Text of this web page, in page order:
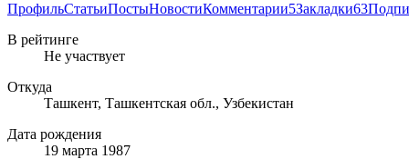
ПрофильСтатьиПостыНовостиКомментарии5Закладки63
В рейтинге
Не участвует
Откуда
Ташкент, Ташкентская обл., Узбекистан
Дата рождения
19 марта 1987